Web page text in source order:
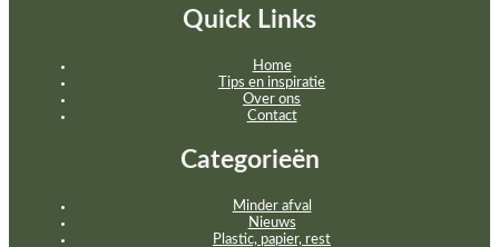
Quick Links
Home
Tips en inspiratie
Over ons
Contact
Categorieën
Minder afval
Nieuws
Plastic, papier, rest